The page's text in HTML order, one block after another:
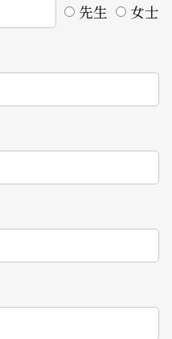
先生
女士